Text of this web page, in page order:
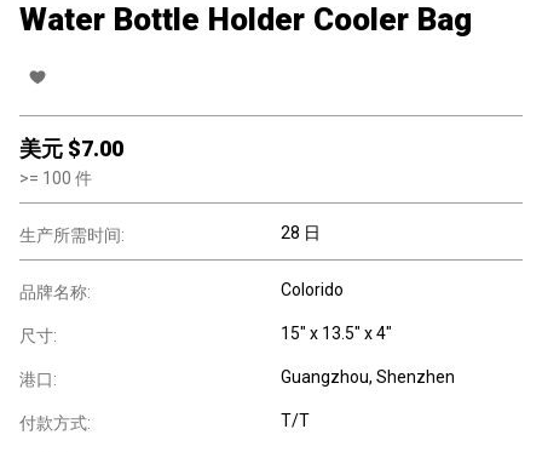
Water Bottle Holder Cooler Bag
美元 $7.00
>= 100 件
生产所需时间: 28 日
品牌名称: Colorido
尺寸: 15" x 13.5" x 4"
港口: Guangzhou, Shenzhen
付款方式: T/T